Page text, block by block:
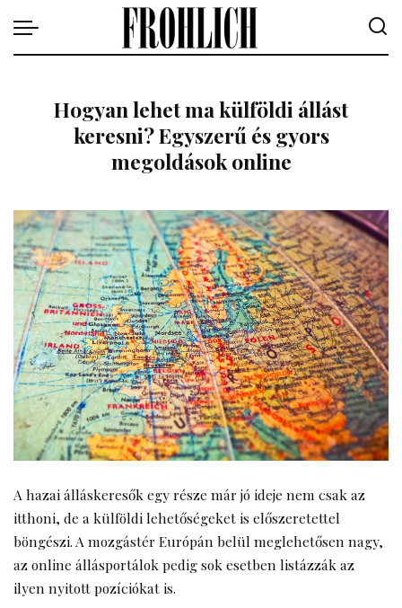
Hogyan lehet ma külföldi állást
keresni? Egyszerű és gyors
megoldások online
A hazai álláskeresők egy része már jó ideje nem csak az
itthoni, de a külföldi lehetőségeket is előszeretettel
böngészi. A mozgástér Európán belül meglehetősen nagy,
az online állásportálok pedig sok esetben listázzák az
ilyen nyitott pozíciókat is.